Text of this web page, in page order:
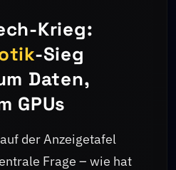
Krieg:
-Sieg
Daten,
GPUs
der Anzeigetafel
Frage – wie hat